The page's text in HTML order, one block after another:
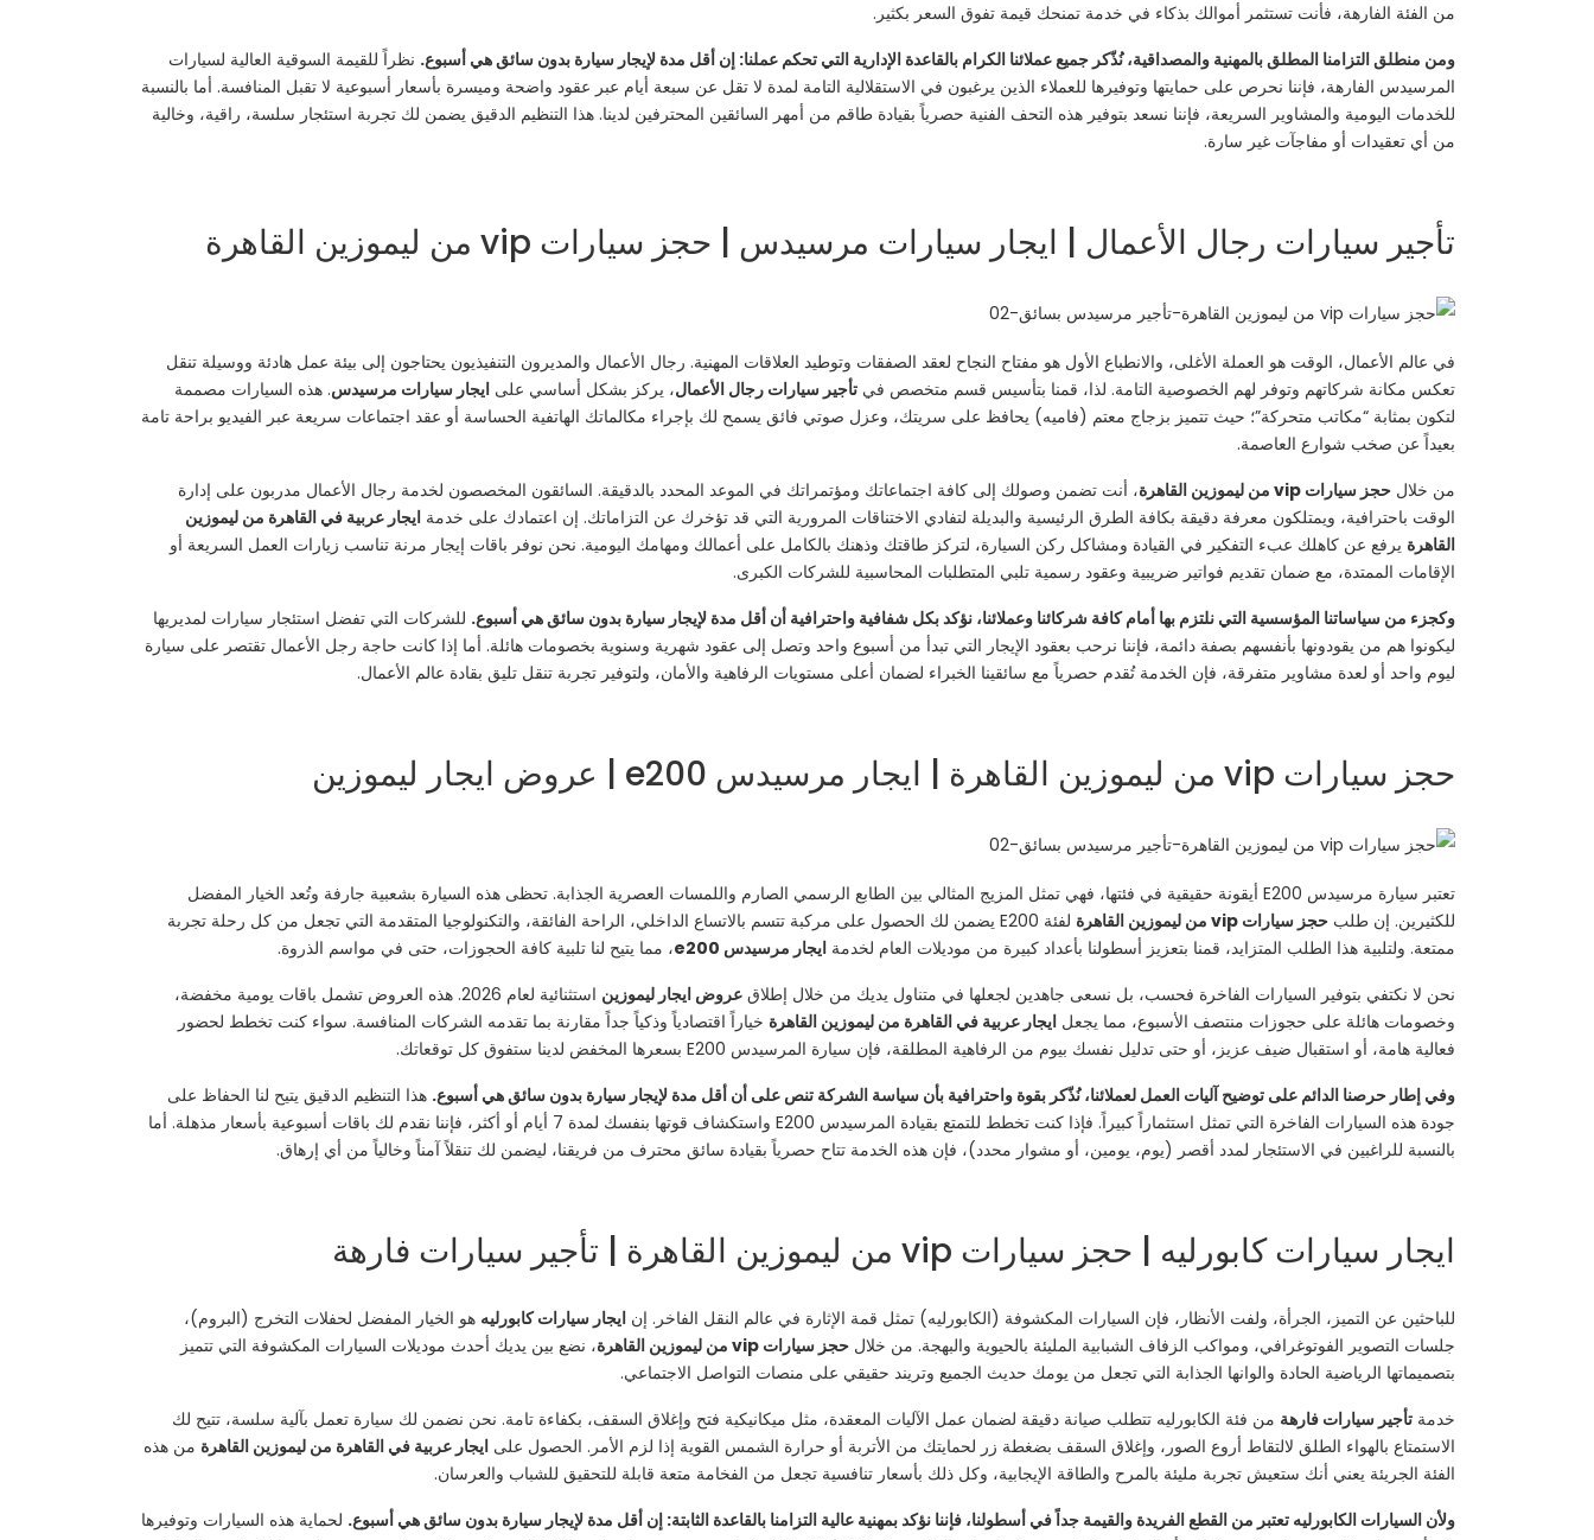
من الفئة الفارهة، فأنت تستثمر أموالك بذكاء في خدمة تمنحك قيمة تفوق السعر بكثير.
ومن منطلق التزامنا المطلق بالمهنية والمصداقية، نُذّكر جميع عملائنا الكرام بالقاعدة الإدارية التي تحكم عملنا: إن أقل مدة لإيجار سيارة بدون سائق هي أسبوع. نظراً للقيمة السوقية العالية لسيارات
المرسيدس الفارهة، فإننا نحرص على حمايتها وتوفيرها للعملاء الذين يرغبون في الاستقلالية التامة لمدة لا تقل عن سبعة أيام عبر عقود واضحة وميسرة بأسعار أسبوعية لا تقبل المنافسة. أما بالنسبة
للخدمات اليومية والمشاوير السريعة، فإننا نسعد بتوفير هذه التحف الفنية حصرياً بقيادة طاقم من أمهر السائقين المحترفين لدينا. هذا التنظيم الدقيق يضمن لك تجربة استئجار سلسة، راقية، وخالية
من أي تعقيدات أو مفاجآت غير سارة.
تأجير سيارات رجال الأعمال | ايجار سيارات مرسيدس | حجز سيارات vip من ليموزين القاهرة
في عالم الأعمال، الوقت هو العملة الأغلى، والانطباع الأول هو مفتاح النجاح لعقد الصفقات وتوطيد العلاقات المهنية. رجال الأعمال والمديرون التنفيذيون يحتاجون إلى بيئة عمل هادئة ووسيلة تنقل
تعكس مكانة شركاتهم وتوفر لهم الخصوصية التامة. لذا، قمنا بتأسيس قسم متخصص في تأجير سيارات رجال الأعمال، يركز بشكل أساسي على ايجار سيارات مرسيدس. هذه السيارات مصممة
لتكون بمثابة “مكاتب متحركة”؛ حيث تتميز بزجاج معتم (فاميه) يحافظ على سريتك، وعزل صوتي فائق يسمح لك بإجراء مكالماتك الهاتفية الحساسة أو عقد اجتماعات سريعة عبر الفيديو براحة تامة
بعيداً عن صخب شوارع العاصمة.
من خلال حجز سيارات vip من ليموزين القاهرة
، أنت تضمن وصولك إلى كافة اجتماعاتك ومؤتمراتك في الموعد المحدد بالدقيقة. السائقون المخصصون لخدمة رجال الأعمال مدربون على إدارة
الوقت باحترافية، ويمتلكون معرفة دقيقة بكافة الطرق الرئيسية والبديلة لتفادي الاختناقات المرورية التي قد تؤخرك عن التزاماتك. إن اعتمادك على خدمة ايجار عربية في القاهرة من ليموزين
القاهرة يرفع عن كاهلك عبء التفكير في القيادة ومشاكل ركن السيارة، لتركز طاقتك وذهنك بالكامل على أعمالك ومهامك اليومية. نحن نوفر باقات إيجار مرنة تناسب زيارات العمل السريعة أو
الإقامات الممتدة، مع ضمان تقديم فواتير ضريبية وعقود رسمية تلبي المتطلبات المحاسبية للشركات الكبرى.
وكجزء من سياساتنا المؤسسية التي نلتزم بها أمام كافة شركائنا وعملائنا، نؤكد بكل شفافية واحترافية أن أقل مدة لإيجار سيارة بدون سائق هي أسبوع. للشركات التي تفضل استئجار سيارات لمديريها
ليكونوا هم من يقودونها بأنفسهم بصفة دائمة، فإننا نرحب بعقود الإيجار التي تبدأ من أسبوع واحد وتصل إلى عقود شهرية وسنوية بخصومات هائلة. أما إذا كانت حاجة رجل الأعمال تقتصر على سيارة
ليوم واحد أو لعدة مشاوير متفرقة، فإن الخدمة تُقدم حصرياً مع سائقينا الخبراء لضمان أعلى مستويات الرفاهية والأمان، ولتوفير تجربة تنقل تليق بقادة عالم الأعمال.
حجز سيارات vip من ليموزين القاهرة | ايجار مرسيدس e200 | عروض ايجار ليموزين
تعتبر سيارة مرسيدس E200 أيقونة حقيقية في فئتها، فهي تمثل المزيج المثالي بين الطابع الرسمي الصارم واللمسات العصرية الجذابة. تحظى هذه السيارة بشعبية جارفة وتُعد الخيار المفضل
للكثيرين. إن طلب حجز سيارات vip من ليموزين القاهرة
لفئة E200 يضمن لك الحصول على مركبة تتسم بالاتساع الداخلي، الراحة الفائقة، والتكنولوجيا المتقدمة التي تجعل من كل رحلة تجربة
ممتعة. ولتلبية هذا الطلب المتزايد، قمنا بتعزيز أسطولنا بأعداد كبيرة من موديلات العام لخدمة ايجار مرسيدس e200
، مما يتيح لنا تلبية كافة الحجوزات، حتى في مواسم الذروة.
نحن لا نكتفي بتوفير السيارات الفاخرة فحسب، بل نسعى جاهدين لجعلها في متناول يديك من خلال إطلاق عروض ايجار ليموزين
استثنائية لعام 2026. هذه العروض تشمل باقات يومية مخفضة،
وخصومات هائلة على حجوزات منتصف الأسبوع، مما يجعل ايجار عربية في القاهرة من ليموزين القاهرة خياراً اقتصادياً وذكياً جداً مقارنة بما تقدمه الشركات المنافسة. سواء كنت تخطط لحضور
فعالية هامة، أو استقبال ضيف عزيز، أو حتى تدليل نفسك بيوم من الرفاهية المطلقة، فإن سيارة المرسيدس E200 بسعرها المخفض لدينا ستفوق كل توقعاتك.
وفي إطار حرصنا الدائم على توضيح آليات العمل لعملائنا، نُذّكر بقوة واحترافية بأن سياسة الشركة تنص على أن أقل مدة لإيجار سيارة بدون سائق هي أسبوع. هذا التنظيم الدقيق يتيح لنا الحفاظ على
جودة هذه السيارات الفاخرة التي تمثل استثماراً كبيراً. فإذا كنت تخطط للتمتع بقيادة المرسيدس E200 واستكشاف قوتها بنفسك لمدة 7 أيام أو أكثر، فإننا نقدم لك باقات أسبوعية بأسعار مذهلة. أما
بالنسبة للراغبين في الاستئجار لمدد أقصر (يوم، يومين، أو مشوار محدد)، فإن هذه الخدمة تتاح حصرياً بقيادة سائق محترف من فريقنا، ليضمن لك تنقلاً آمناً وخالياً من أي إرهاق.
ايجار سيارات كابورليه | حجز سيارات vip من ليموزين القاهرة | تأجير سيارات فارهة
للباحثين عن التميز، الجرأة، ولفت الأنظار، فإن السيارات المكشوفة (الكابورليه) تمثل قمة الإثارة في عالم النقل الفاخر. إن ايجار سيارات كابورليه هو الخيار المفضل لحفلات التخرج (البروم)،
جلسات التصوير الفوتوغرافي، ومواكب الزفاف الشبابية المليئة بالحيوية والبهجة. من خلال حجز سيارات vip من ليموزين القاهرة
، نضع بين يديك أحدث موديلات السيارات المكشوفة التي تتميز
بتصميماتها الرياضية الحادة والوانها الجذابة التي تجعل من يومك حديث الجميع وتريند حقيقي على منصات التواصل الاجتماعي.
خدمة تأجير سيارات فارهة من فئة الكابورليه تتطلب صيانة دقيقة لضمان عمل الآليات المعقدة، مثل ميكانيكية فتح وإغلاق السقف، بكفاءة تامة. نحن نضمن لك سيارة تعمل بآلية سلسة، تتيح لك
الاستمتاع بالهواء الطلق لالتقاط أروع الصور، وإغلاق السقف بضغطة زر لحمايتك من الأتربة أو حرارة الشمس القوية إذا لزم الأمر. الحصول على ايجار عربية في القاهرة من ليموزين القاهرة من هذه
الفئة الجريئة يعني أنك ستعيش تجربة مليئة بالمرح والطاقة الإيجابية، وكل ذلك بأسعار تنافسية تجعل من الفخامة متعة قابلة للتحقيق للشباب والعرسان.
ولأن السيارات الكابورليه تعتبر من القطع الفريدة والقيمة جداً في أسطولنا، فإننا نؤكد بمهنية عالية التزامنا بالقاعدة الثابتة: إن أقل مدة لإيجار سيارة بدون سائق هي أسبوع. لحماية هذه السيارات وتوفيرها